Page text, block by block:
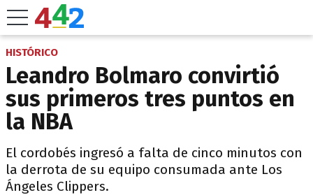
HISTÓRICO
Leandro Bolmaro convirtió
sus primeros tres puntos en
la NBA
El cordobés ingresó a falta de cinco minutos con
la derrota de su equipo consumada ante Los
Ángeles Clippers.